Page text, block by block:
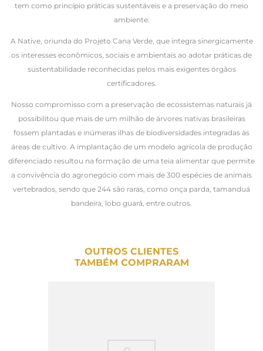
tem como princípio práticas sustentáveis e a preservação do meio
ambiente.
A Native, oriunda do Projeto Cana Verde, que integra sinergicamente
os interesses econômicos, sociais e ambientais ao adotar práticas de
sustentabilidade reconhecidas pelos mais exigentes órgãos
certificadores.
Nosso compromisso com a preservação de ecossistemas naturais já
possibilitou que mais de um milhão de árvores nativas brasileiras
fossem plantadas e inúmeras ilhas de biodiversidades integradas às
áreas de cultivo. A implantação de um modelo agrícola de produção
diferenciado resultou na formação de uma teia alimentar que permite
a convivência do agronegócio com mais de 300 espécies de animais
vertebrados, sendo que 244 são raras, como onça parda, tamanduá
bandeira, lobo guará, entre outros.
OUTROS CLIENTES
TAMBÉM COMPRARAM